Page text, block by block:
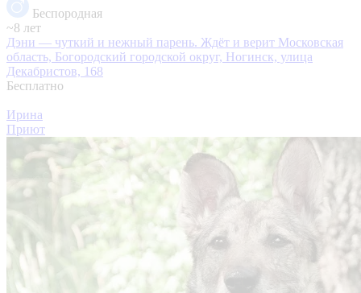
Беспородная
~8 лет
Дэни — чуткий и нежный парень. Ждёт и верит Московская
область, Богородский городской округ, Ногинск, улица
Декабристов, 168
Бесплатно
Ирина
Приют